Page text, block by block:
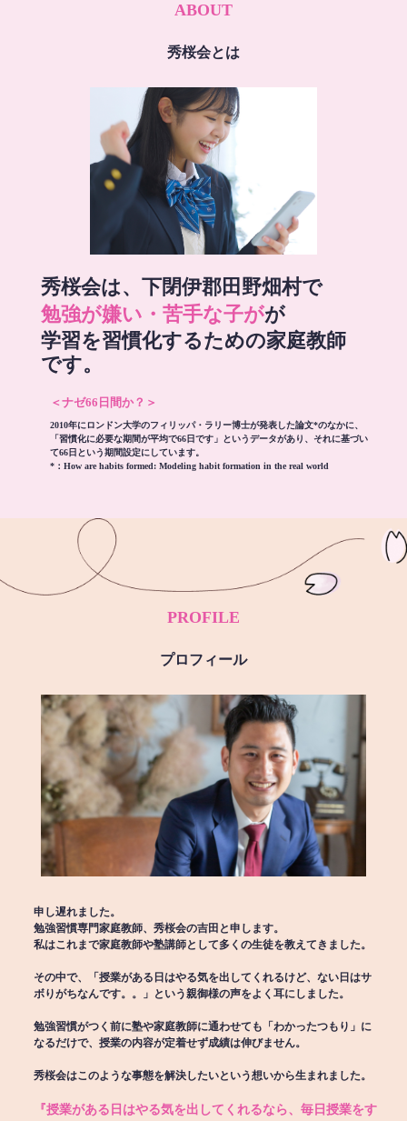
ABOUT
秀桜会とは
秀桜会は、下閉伊郡田野畑村で
勉強が嫌い・苦手な子がが
学習を習慣化するための家庭教師
です。
＜ナゼ66日間か？＞
2010年にロンドン大学のフィリッパ・ラリー博士が発表した論文*のなかに、
「習慣化に必要な期間が平均で66日です」というデータがあり、それに基づい
て66日という期間設定にしています。
*： How are habits formed: Modeling habit formation in the real world
PROFILE
プロフィール
申し遅れました。
勉強習慣専門家庭教師、秀桜会の吉田と申します。
私はこれまで家庭教師や塾講師として多くの生徒を教えてきました。
その中で、「授業がある日はやる気を出してくれるけど、ない日はサ
ボりがちなんです。。」という親御様の声をよく耳にしました。
勉強習慣がつく前に塾や家庭教師に通わせても「わかったつもり」に
なるだけで、授業の内容が定着せず成績は伸びません。
秀桜会はこのような事態を解決したいという想いから生まれました。
『授業がある日はやる気を出してくれるなら、毎日授業をす